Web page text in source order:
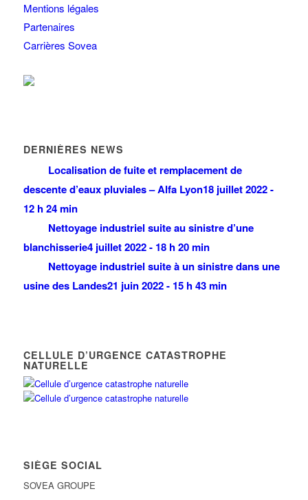
Mentions légales
Partenaires
Carrières Sovea
DERNIÈRES NEWS
Localisation de fuite et remplacement de
descente d’eaux pluviales – Alfa Lyon18 juillet 2022 -
12 h 24 min
Nettoyage industriel suite au sinistre d’une
blanchisserie4 juillet 2022 - 18 h 20 min
Nettoyage industriel suite à un sinistre dans une
usine des Landes21 juin 2022 - 15 h 43 min
CELLULE D’URGENCE CATASTROPHE
NATURELLE
SIÈGE SOCIAL
SOVEA GROUPE